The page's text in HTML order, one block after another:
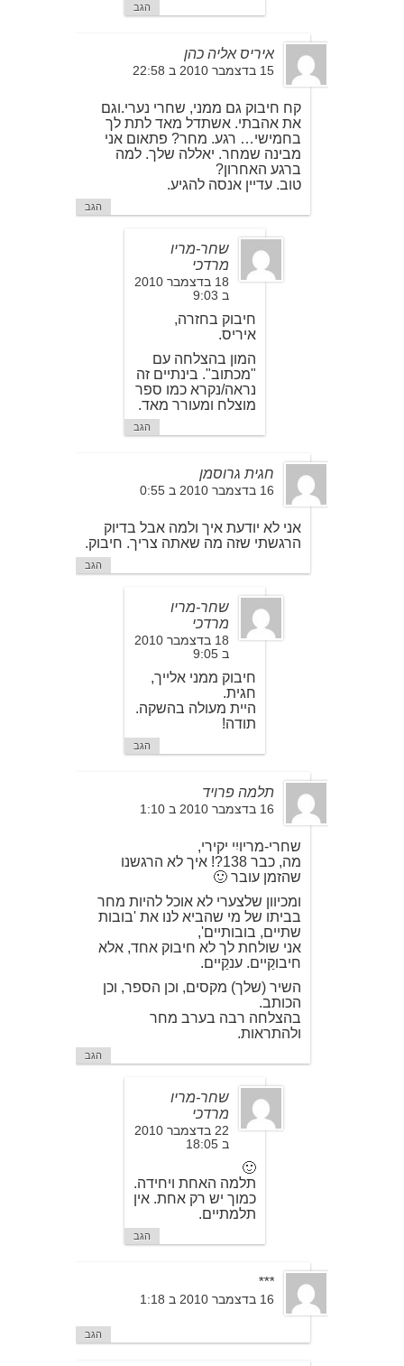
הגב
איריס אליה כהן
15 בדצמבר 2010 ב 22:58
קח חיבוק גם ממני, שחרי נערי.וגם
את אהבתי. אשתדל מאד לתת לך
בחמישי… רגע. מחר? פתאום אני
מבינה שמחר. יאללה שלך. למה
ברגע האחרון?
טוב. עדיין אנסה להגיע.
הגב
שחר-מריו
מרדכי
18 בדצמבר 2010
ב 9:03
חיבוק בחזרה,
איריס.
המון בהצלחה עם
"מכתוב". בינתיים זה
נראה/נקרא כמו ספר
מוצלח ומעורר מאד.
הגב
חגית גרוסמן
16 בדצמבר 2010 ב 0:55
אני לא יודעת איך ולמה אבל בדיוק
הרגשתי שזה מה שאתה צריך. חיבוק.
הגב
שחר-מריו
מרדכי
18 בדצמבר 2010
ב 9:05
חיבוק ממני אלייך,
חגית.
היית מעולה בהשקה.
תודה!
הגב
תלמה פרויד
16 בדצמבר 2010 ב 1:10
שחרי-מריויִי יקירי,
מה, כבר 138?! איך לא הרגשנו
שהזמן עובר 🙂
ומכיוון שלצערי לא אוכל להיות מחר
בביתו של מי שהביא לנו את 'בובות
שתיים, בובותיים',
אני שולחת לך לא חיבוק אחד, אלא
חיבוקַיים. ענקַיים.
השיר (שלך) מקסים, וכן הספר, וכן
הכותב.
בהצלחה רבה בערב מחר
ולהתראות.
הגב
שחר-מריו
מרדכי
22 בדצמבר 2010
ב 18:05
🙂
תלמה האחת ויחידה.
כמוך יש רק אחת. אין
תלמתיים.
הגב
***
16 בדצמבר 2010 ב 1:18
הגב